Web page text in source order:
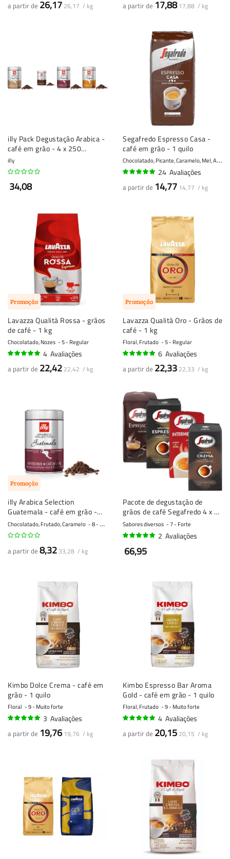
a partir de 26,17 26,17 / kg a partir de 17,88 17,88 / kg
illy Pack Degustação Arabica -
café em grão - 4 x 250
gramas
illy
34,08
Segafredo Espresso Casa -
café em grão - 1 quilo
C
hocolatado, Picante, Caramelo, Mel, Amêndoas
24 Avaliações
a partir de 14,77 14,77 / kg
Promoção
Lavazza Qualità Rossa - grãos
de café - 1 kg
Chocolatado, Nozes 5 - Regular
4 Avaliações
a partir de 22,42 22,42 / kg
Promoção
Lavazza Qualità Oro - Grãos de
café - 1 kg
Floral, Frutado 5 - Regular
6 Avaliações
a partir de 22,33 22,33 / kg
Promoção
illy Arabica Selection
Guatemala - café em grão -
250 gramas
Chocolatado, Frutado, Caramelo 8 - Forte
a partir de 8,32 33,28 / kg
Pacote de degustação de
grãos de café Segafredo 4 x 1
quilo
Sabores diversos 7 - Forte
2 Avaliações
66,95
Kimbo Dolce Crema - café em
grão - 1 quilo
Floral 9 - Muito forte
3 Avaliações
a partir de 19,76 19,76 / kg
Kimbo Espresso Bar Aroma
Gold - café em grão - 1 quilo
Floral, Frutado 9 - Muito forte
4 Avaliações
a partir de 20,15 20,15 / kg